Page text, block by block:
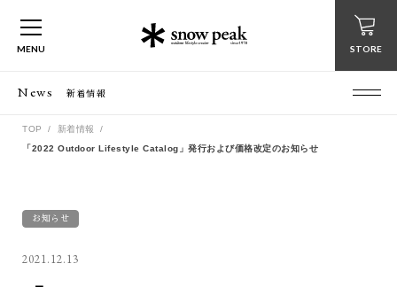
MENU STORE
News 新着情報
TOP
新着情報
「2022 Outdoor Lifestyle Catalog」発行および価格改定のお知らせ
お知らせ
2021.12.13